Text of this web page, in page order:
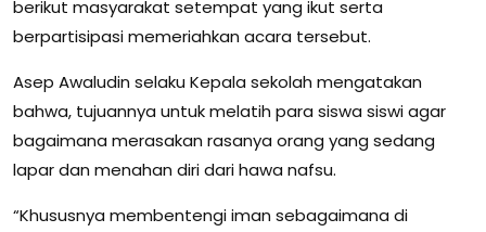
berikut masyarakat setempat yang ikut serta
berpartisipasi memeriahkan acara tersebut.
Asep Awaludin selaku Kepala sekolah mengatakan
bahwa, tujuannya untuk melatih para siswa siswi agar
bagaimana merasakan rasanya orang yang sedang
lapar dan menahan diri dari hawa nafsu.
“Khususnya membentengi iman sebagaimana di